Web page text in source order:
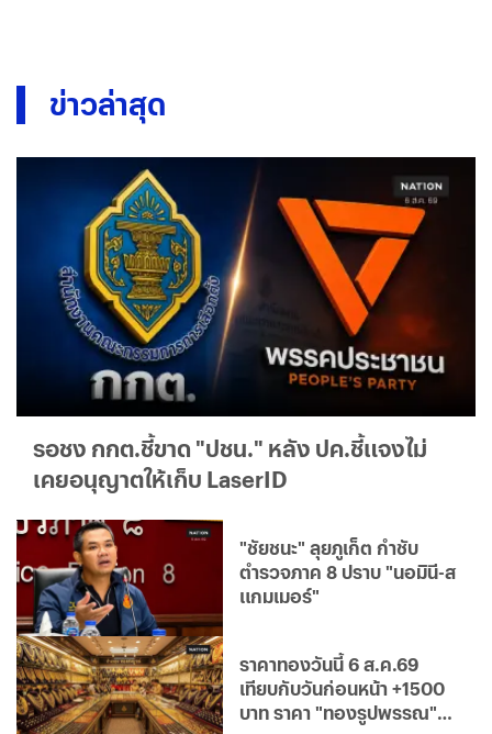
ข่าวล่าสุด
รอชง กกต.ชี้ขาด "ปชน." หลัง ปค.ชี้แจงไม่
เคยอนุญาตให้เก็บ LaserID
"ชัยชนะ" ลุยภูเก็ต กำชับ
ตำรวจภาค 8 ปราบ "นอมินี-ส
แกมเมอร์"
ราคาทองวันนี้ 6 ส.ค.69
เทียบกับวันก่อนหน้า +1500
บาท ราคา "ทองรูปพรรณ"